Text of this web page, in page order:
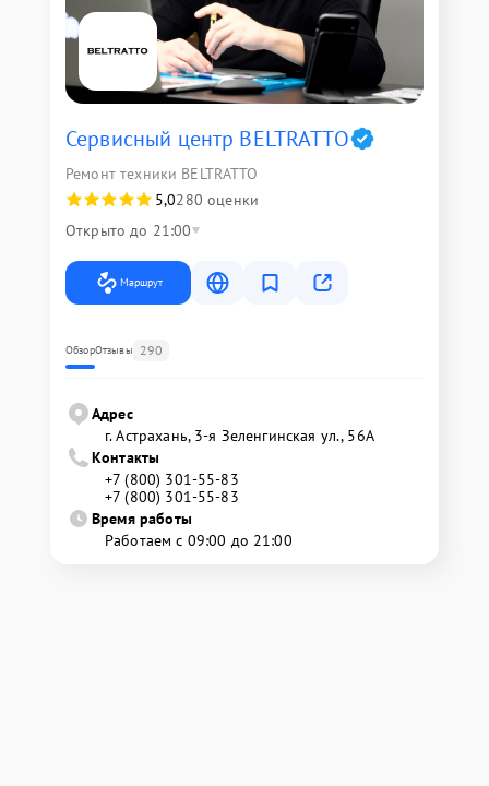
Сервисный центр BELTRATTO
Ремонт техники BELTRATTO
5,0280 оценки
Открыто до 21:00
Маршрут
ОбзорОтзывы 290
Адрес
г. Астрахань, 3-я Зеленгинская ул., 56А
Контакты
+7 (800) 301-55-83
+7 (800) 301-55-83
Время работы
Работаем с 09:00 до 21:00